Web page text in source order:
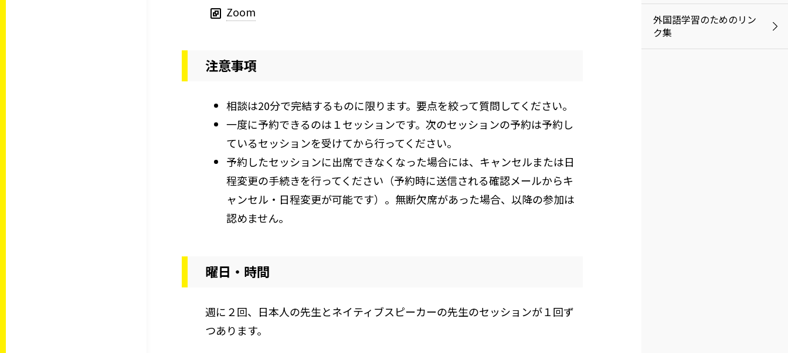
Zoom
注意事項
相談は20分で完結するものに限ります。要点を絞って質問してください。
一度に予約できるのは１セッションです。次のセッションの予約は予約し
ているセッションを受けてから行ってください。
予約したセッションに出席できなくなった場合には、キャンセルまたは日
程変更の手続きを行ってください（予約時に送信される確認メールからキ
ャンセル・日程変更が可能です）。無断欠席があった場合、以降の参加は
認めません。
曜日・時間
週に２回、日本人の先生とネイティブスピーカーの先生のセッションが１回ず
つあります。
外国語学習のためのリン
ク集